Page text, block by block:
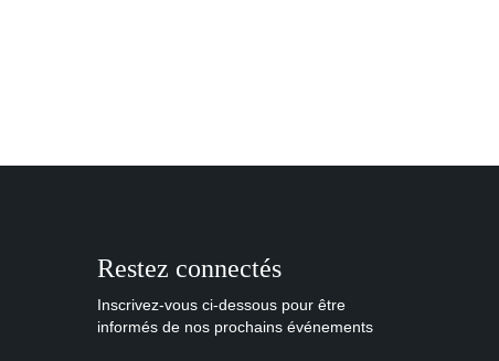
Restez connectés
Inscrivez-vous ci-dessous pour être
informés de nos prochains événements